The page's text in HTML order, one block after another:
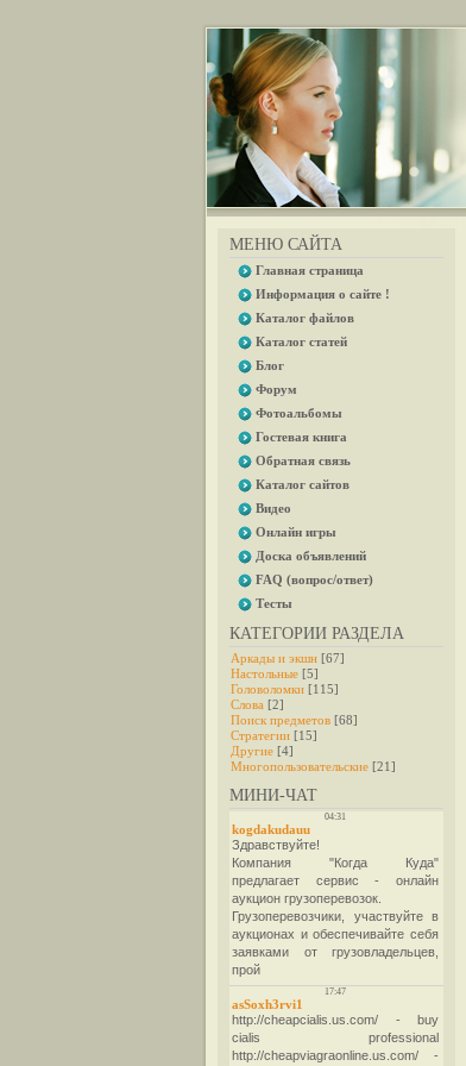
МЕНЮ САЙТА
Главная страница
Информация о сайте !
Каталог файлов
Каталог статей
Блог
Форум
Фотоальбомы
Гостевая книга
Обратная связь
Каталог сайтов
Видео
Онлайн игры
Доска объявлений
FAQ (вопрос/ответ)
Тесты
КАТЕГОРИИ РАЗДЕЛА
Аркады и экшн [67]
Настольные [5]
Головоломки [115]
Слова [2]
Поиск предметов [68]
Стратегии [15]
Другие [4]
Многопользовательские [21]
МИНИ-ЧАТ